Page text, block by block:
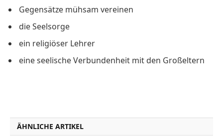
Gegensätze mühsam vereinen
die Seelsorge
ein religiöser Lehrer
eine seelische Verbundenheit mit den Großeltern
ÄHNLICHE ARTIKEL